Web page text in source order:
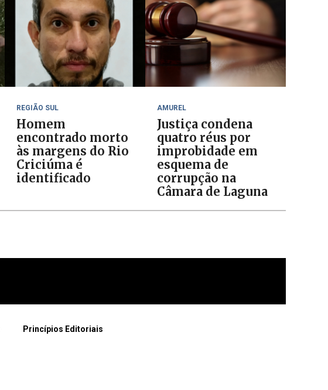
REGIÃO SUL
Homem
encontrado morto
às margens do Rio
Criciúma é
identificado
AMUREL
Justiça condena
quatro réus por
improbidade em
esquema de
corrupção na
Câmara de Laguna
Princípios Editoriais